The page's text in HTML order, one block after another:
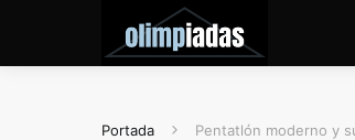
Portada Pentatlón moderno y